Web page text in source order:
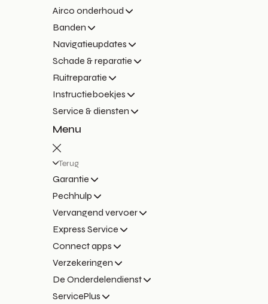
Airco onderhoud
Banden
Navigatieupdates
Schade & reparatie
Ruitreparatie
Instructieboekjes
Service & diensten
Menu
Terug
Garantie
Pechhulp
Vervangend vervoer
Express Service
Connect apps
Verzekeringen
De Onderdelendienst
ServicePlus